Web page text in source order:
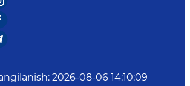
: 2026-08-06 14:10:09